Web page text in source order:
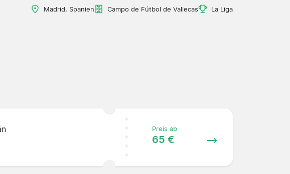
Madrid, Spanien Campo de Fútbol de Vallecas La Liga
Preis ab
65 €